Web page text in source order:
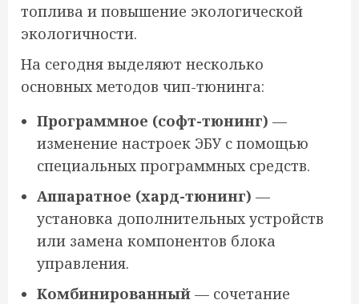
топлива и повышение экологической
экологичности.
На сегодня выделяют несколько
основных методов чип-тюнинга:
Программное (софт-тюнинг) —
изменение настроек ЭБУ с помощью
специальных программных средств.
Аппаратное (хард-тюнинг) —
установка дополнительных устройств
или замена компонентов блока
управления.
Комбинированный — сочетание